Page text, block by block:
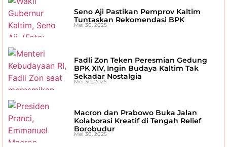
Seno Aji Pastikan Pemprov Kaltim
Tuntaskan Rekomendasi BPK
Mei 30, 2025
Fadli Zon Teken Peresmian Gedung
BPK XIV, Ingin Budaya Kaltim Tak
Sekadar Nostalgia
Mei 30, 2025
Macron dan Prabowo Buka Jalan
Kolaborasi Kreatif di Tengah Relief
Borobudur
Mei 30, 2025